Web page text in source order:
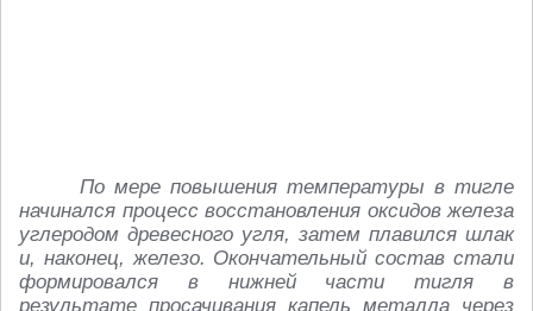
По мере повышения температуры в тигле
начинался процесс восстановления оксидов железа
углеродом древесного угля, затем плавился шлак
и, наконец, железо. Окончательный состав стали
формировался в нижней части тигля в
результате просачивания капель металла через